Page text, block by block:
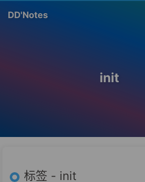
DD'Notes
init
标签 - init